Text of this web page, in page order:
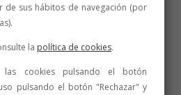
sus hábitos de navegación (por
la política de cookies.
las cookies pulsando el botón
pulsando el botón "Rechazar" y